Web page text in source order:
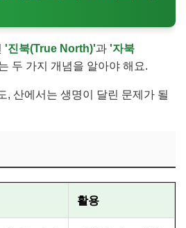
'진북(True North)'과 '자북
두 가지 개념을 알아야 해요.
, 산에서는 생명이 달린 문제가 될
활용